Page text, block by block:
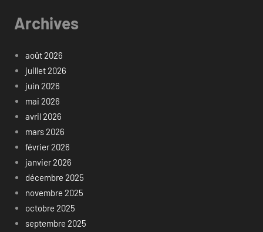
Archives
août 2026
juillet 2026
juin 2026
mai 2026
avril 2026
mars 2026
février 2026
janvier 2026
décembre 2025
novembre 2025
octobre 2025
septembre 2025